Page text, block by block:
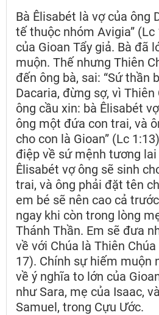
Bà Êlisabét là vợ của ông
tế thuộc nhóm Avigia” (Lc
của Gioan Tẩy giả. Bà đã
muộn. Thế nhưng Thiên
đến ông bà, sai: “Sứ thần
Dacaria, đừng sợ, vì
ông cầu xin: bà Êlisabét
ông một đứa con trai, và
cho con là Gioan” (Lc
điệp về sứ mệnh tương lai
Êlisabét vợ ông sẽ sinh
trai, và ông phải đặt tên
em bé sẽ nên cao cả
ngay khi còn trong lòng
Thánh Thần. Em sẽ đưa
về với Chúa là Thiên Chúa
17). Chính sự hiếm muộn
về ý nghĩa to lớn của
như Sara, mẹ của Isaac,
Samuel, trong Cựu Ước.